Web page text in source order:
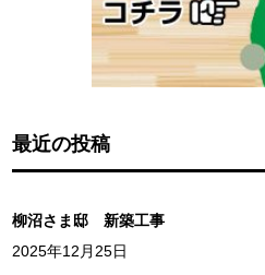
最近の投稿
柳沼さま邸 新築工事
2025年12月25日